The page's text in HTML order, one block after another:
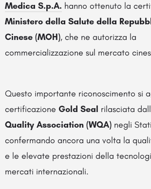
Medica S.p.A. hanno ottenuto la
Ministero della Salute della
Cinese (MOH), che ne autorizza la
commercializzazione sul mercato
Questo importante riconoscimento si
certificazione Gold Seal rilasciata
Quality Association (WQA) negli
confermando ancora una volta la
e le elevate prestazioni della
mercati internazionali.